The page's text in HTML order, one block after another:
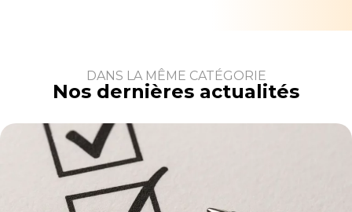
DANS LA MÊME CATÉGORIE
Nos dernières actualités